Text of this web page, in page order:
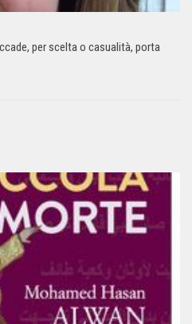
per scelta o casualità, porta